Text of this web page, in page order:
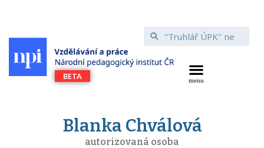
Blanka Chválová
autorizovaná osoba